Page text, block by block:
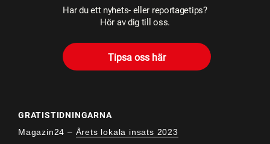
Har du ett nyhets- eller reportagetips?
Hör av dig till oss.
Tipsa oss här
GRATISTIDNINGARNA
Magazin24 – Årets lokala insats 2023